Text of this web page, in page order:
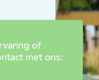
of
met ons: